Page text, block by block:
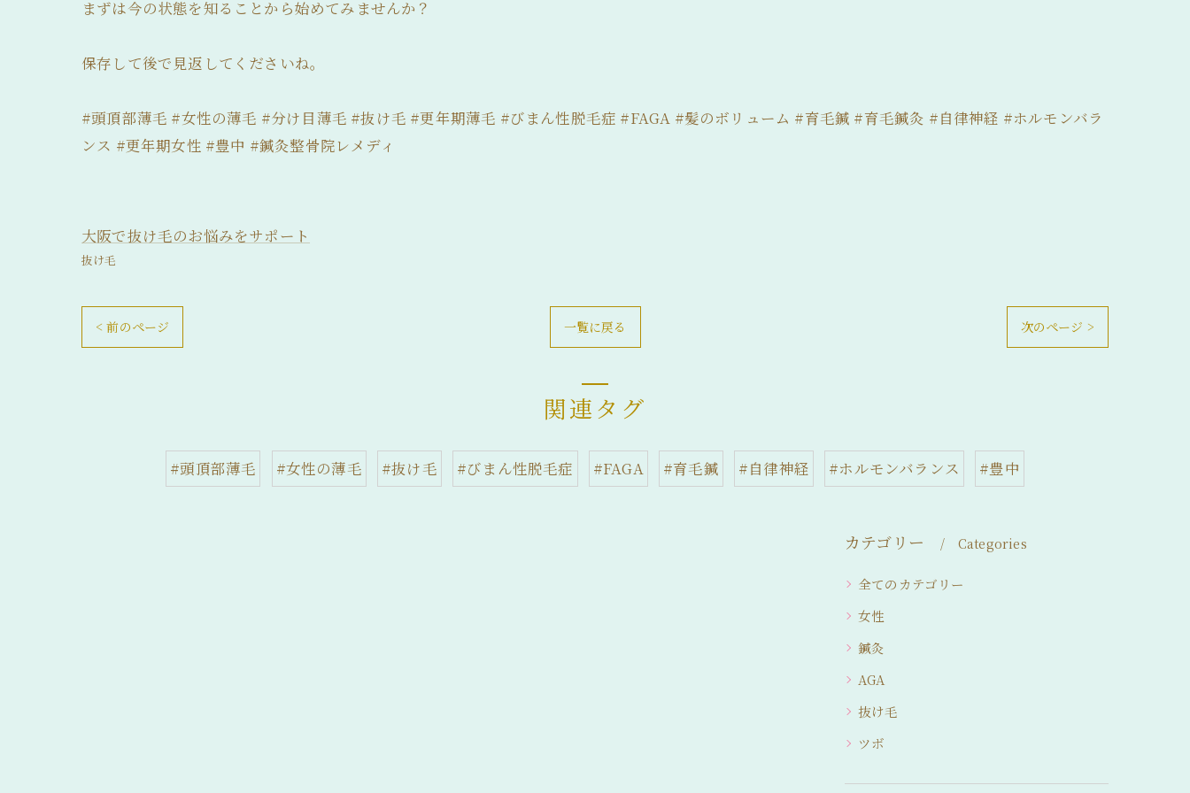
まずは今の状態を知ることから始めてみませんか？
保存して後で見返してくださいね。
#頭頂部薄毛 #女性の薄毛 #分け目薄毛 #抜け毛 #更年期薄毛 #びまん性脱毛症 #FAGA #髪のボリューム #育毛鍼 #育毛鍼灸 #自律神経 #ホルモンバラ
ンス #更年期女性 #豊中 #鍼灸整骨院レメディ
大阪で抜け毛のお悩みをサポート
抜け毛
< 前のページ 一覧に戻る 次のページ >
関連タグ
#頭頂部薄毛 #女性の薄毛 #抜け毛 #びまん性脱毛症 #FAGA #育毛鍼 #自律神経 #ホルモンバランス #豊中
カテゴリー Categories
全てのカテゴリー
女性
鍼灸
AGA
抜け毛
ツボ